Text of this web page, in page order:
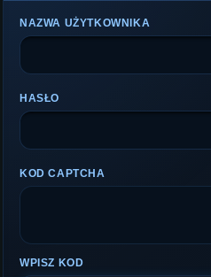
NAZWA UŻYTKOWNIKA
HASŁO
KOD CAPTCHA
WPISZ KOD